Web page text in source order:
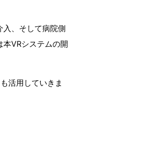
、そして病院側
VRシステムの開
活用していきま